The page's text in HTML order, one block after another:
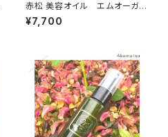
赤松 美容オイル エムオーガニ
クス
¥7,700